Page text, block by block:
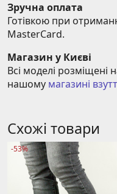
Зручна оплата
Готівкою при
MasterCard.
Магазин у Києві
Всі моделі розміщені
нашому магазині
Схожі товари
-53%